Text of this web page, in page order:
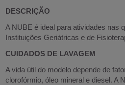
DESCRIÇÃO
A NUBE é ideal para atividades nas
Instituições Geriátricas e de
CUIDADOS DE LAVAGEM
A vida útil do modelo depende de
clorofórmio, óleo mineral e diesel. A